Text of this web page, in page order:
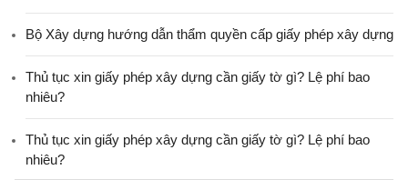
Bộ Xây dựng hướng dẫn thẩm quyền cấp giấy phép xây dựng
Thủ tục xin giấy phép xây dựng cần giấy tờ gì? Lệ phí bao
nhiêu?
Thủ tục xin giấy phép xây dựng cần giấy tờ gì? Lệ phí bao
nhiêu?